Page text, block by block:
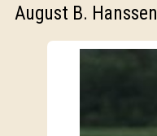
August B. Hanssen